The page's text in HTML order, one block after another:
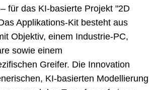
für das KI-basierte Projekt "2D
Applikations-Kit besteht aus
Objektiv, einem Industrie-PC,
sowie einem
Greifer. Die Innovation
KI-basierten Modellierung